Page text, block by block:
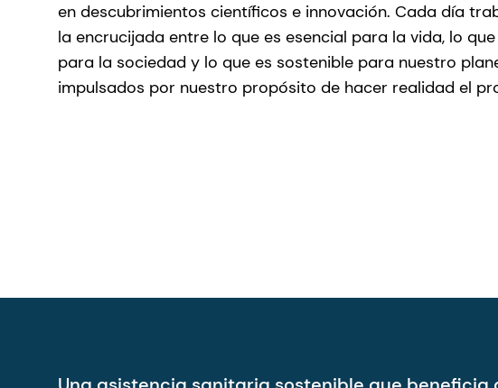
en descubrimientos científicos e innovación. Cada día
la encrucijada entre lo que es esencial para la vida, lo
para la sociedad y lo que es sostenible para nuestro
impulsados por nuestro propósito de hacer realidad el